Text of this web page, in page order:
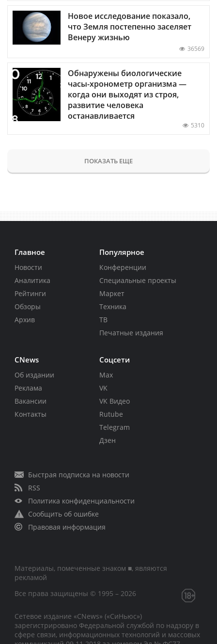
Новое исследование показало,
что Земля постепенно заселяет
Венеру жизнью
36569
Обнаружены биологические
часы-хронометр организма —
когда они выходят из строя,
развитие человека
останавливается
5310
ПОКАЗАТЬ ЕЩЕ
Главное
Новости
Аналитика
Рейтинги
Обзоры
Архив
Популярное
Конференции
Специальные проекты
Маркет
Техника
ТВ
Печатные издания
CNews
Об издании
Реклама
Вакансии
Контакты
Соцсети
Max
VK
VK Видео
Rutube
Telegram
Дзен
Быстрая подписка на новости
RSS
Политика конфиденциальности
Сообщить об ошибке
Правовая информация
Материалы, помеченные знаком ■, являются
рекламой
Все права защищены © 1995 – 2026
Сетевое издание «CNews» («СиНьюс»)
зарегистрировано Федеральной службой по надзору в
сфере связи, информационных технологий и массовых